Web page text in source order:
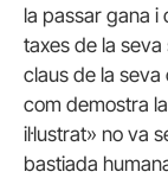
la passar gana i
taxes de la seva
claus de la
com demostra
il·lustrat» no va
bastiada